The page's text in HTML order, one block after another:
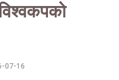
07-16